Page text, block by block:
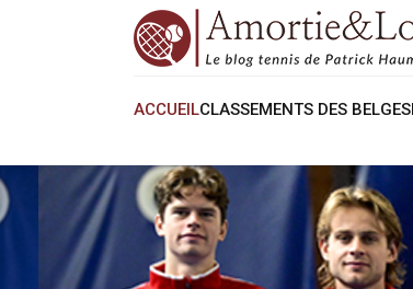
ACCUEILCLASSEMENTS DES BELGES